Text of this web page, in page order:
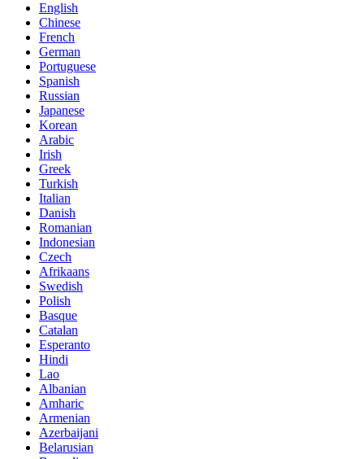
English
Chinese
French
German
Portuguese
Spanish
Russian
Japanese
Korean
Arabic
Irish
Greek
Turkish
Italian
Danish
Romanian
Indonesian
Czech
Afrikaans
Swedish
Polish
Basque
Catalan
Esperanto
Hindi
Lao
Albanian
Amharic
Armenian
Azerbaijani
Belarusian